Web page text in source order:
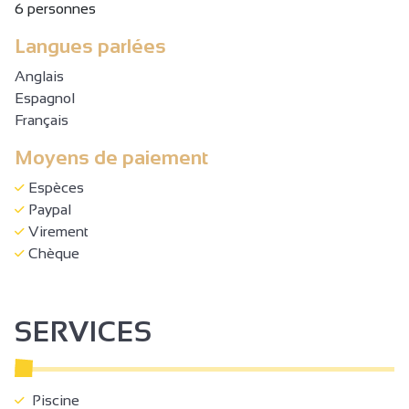
6 personnes
Langues parlées
Anglais
Espagnol
Français
Moyens de paiement
Espèces
Paypal
Virement
Chèque
SERVICES
Piscine